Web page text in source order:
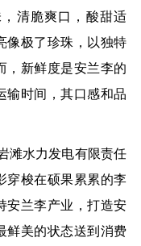
清脆爽口，酸甜适
像极了珍珠，以独特
，新鲜度是安兰李的
输时间，其口感和品
水力发电有限责任
穿梭在硕果累累的李
安兰李产业，打造安
鲜美的状态送到消费